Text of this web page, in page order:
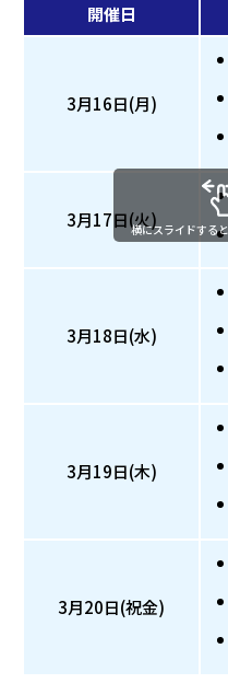
開催日
3月16日(月)
3月17日(火)
3月18日(水)
3月19日(木)
3月20日(祝金)
横にスライドする